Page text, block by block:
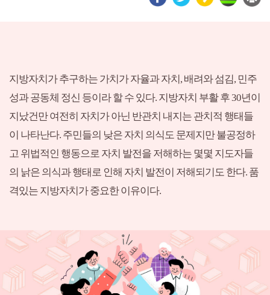
지방자치가 추구하는 가치가 자율과 자치, 배려와 섬김, 민주
성과 공동체 정신 등이라 할 수 있다. 지방자치 부활 후 30년이
지났건만 여전히 자치가 아닌 반관치 내지는 관치적 행태들
이 나타난다. 주민들의 낮은 자치 의식도 문제지만 불공정하
고 위법적인 행동으로 자치 발전을 저해하는 몇몇 지도자들
의 낡은 의식과 행태로 인해 자치 발전이 저해되기도 한다. 품
격있는 지방자치가 중요한 이유이다.